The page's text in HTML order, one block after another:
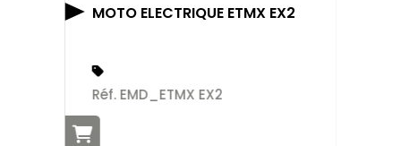
MOTO ELECTRIQUE ETMX EX2
Réf. EMD_ETMX EX2